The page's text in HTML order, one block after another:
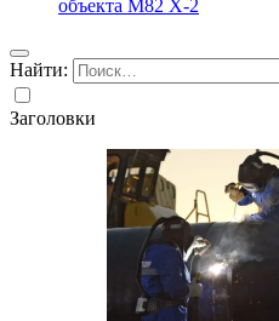
объекта M82 X-2
Найти:
Заголовки